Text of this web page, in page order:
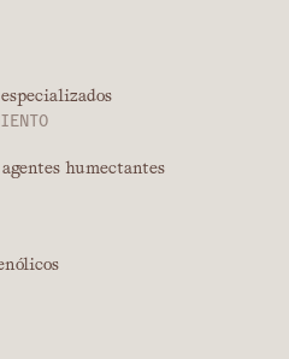
humectantes